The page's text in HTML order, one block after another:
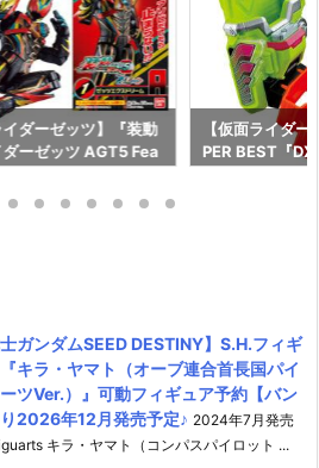
ダーゼッツ】『装動
ーゼッツ AGT5 Fea
フィギュア予約【バン
【仮面ライダ
PER BEST『
士ガンダムSEED DESTINY】S.H.フィギ
キラ・ヤマト（オーブ連合首長国パイ
ツVer.）』可動フィギュア予約【バン
2026年12月発売予定♪ 2024年7月発売
キラ・ヤマト（コンパスパイロット ...